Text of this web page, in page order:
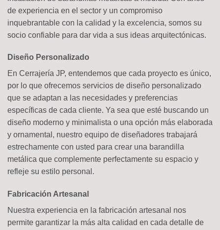
de experiencia en el sector y un compromiso
inquebrantable con la calidad y la excelencia, somos su
socio confiable para dar vida a sus ideas arquitectónicas.
Diseño Personalizado
En Cerrajería JP, entendemos que cada proyecto es único,
por lo que ofrecemos servicios de diseño personalizado
que se adaptan a las necesidades y preferencias
específicas de cada cliente. Ya sea que esté buscando un
diseño moderno y minimalista o una opción más elaborada
y ornamental, nuestro equipo de diseñadores trabajará
estrechamente con usted para crear una barandilla
metálica que complemente perfectamente su espacio y
refleje su estilo personal.
Fabricación Artesanal
Nuestra experiencia en la fabricación artesanal nos
permite garantizar la más alta calidad en cada detalle de